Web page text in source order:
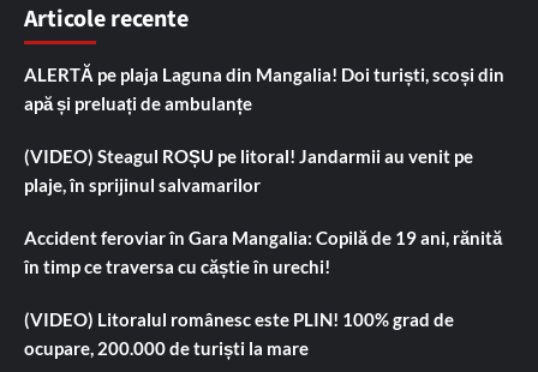
Articole recente
ALERTĂ pe plaja Laguna din Mangalia! Doi turiști, scoși din
apă și preluați de ambulanțe
(VIDEO) Steagul ROȘU pe litoral! Jandarmii au venit pe
plaje, în sprijinul salvamarilor
Accident feroviar în Gara Mangalia: Copilă de 19 ani, rănită
în timp ce traversa cu căștie în urechi!
(VIDEO) Litoralul românesc este PLIN! 100% grad de
ocupare, 200.000 de turiști la mare